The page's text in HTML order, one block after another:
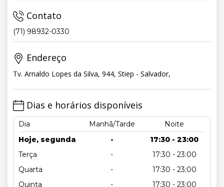
Contato
(71) 98932-0330
Endereço
Tv. Arnaldo Lopes da Silva, 944, Stiep - Salvador,
Dias e horários disponíveis
Dia Manhã/Tarde
Noite
Hoje, segunda
-
17:30 - 23:00
Terça
-
17:30 - 23:00
Quarta
-
17:30 - 23:00
Quinta
-
17:30 - 23:00